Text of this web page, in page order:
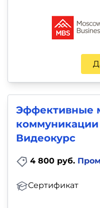
Эффективные
коммуникации
Видеокурс
4 800 руб.
Сертификат